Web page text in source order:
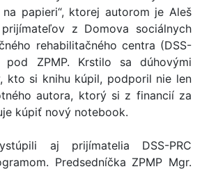
papieri“, ktorej autorom je Aleš
z Domova sociálnych
rehabilitačného centra (DSS-
ZPMP. Krstilo sa dúhovými
kto si knihu kúpil, podporil nie len
autora, ktorý si z financií za
kúpiť nový notebook.
aj prijímatelia DSS-PRC
Predsedníčka ZPMP Mgr.